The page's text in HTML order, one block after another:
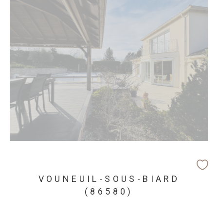
VOUNEUIL-SOUS-BIARD
(86580)